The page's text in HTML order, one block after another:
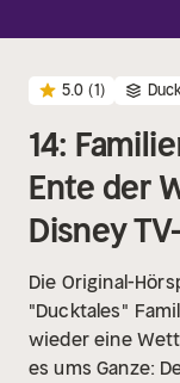
5.0 (1)
14:
Ente der
Disney
Die Original-
"Ducktales"
wieder eine
es ums Ganze: